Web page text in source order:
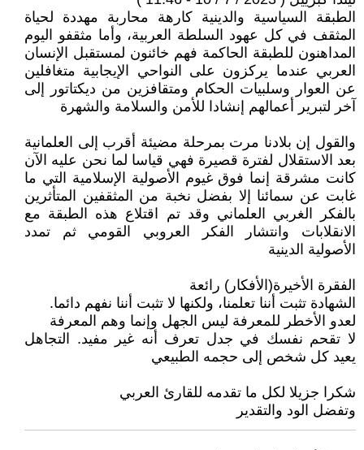
الطبقة السياسية والدينية كارهة محاربة مهددة لحياة
المثقف في كل عهود السلطة العربية، وأما مثقفو اليوم
المداهنون للطبقة الحاكمة فهم خائنون لمستقبل الإنسان
العربي عندما يركزون على النواحي الإيجابية متغافلين
عن العوار وسلبيات الحكام ومتقافزين من ديكتاتور إلى
آخر لتبرير أعمالهم إنشادا للأمن والسلامة والشهرة
والقول إن بلادنا مرت بمرحلة مضيئة أقرب إلى العلمانية
بعد الاستقلال لفترة قصيرة فهي قياسا لما نحن عليه الآن
كانت مشرقة إنما فوق غيوم الأصولية الإسلامية التي ما
غابت عن سمائنا إلا بفضل نخبة من المثقفين المتأثرين
بالفكر الغربي العلماني وقد تم اقتلاع هذه الطبقة مع
الانقلابات وانتشار الفكر العروبي القومي ثم تمدد
الأصولية الدينية
الفقرة الأخيرة(الأفكار) رائعة
الشهادة تثبت أننا تعلمنا، ولكنها لا تثبت أننا نفهم دائما.
لعدو الأخطر للمعرفة ليس الجهل وإنما وهم المعرفة
لا تقحم نفسك في جدل تعرف أنه غير مفيد. التجاهل
يعيد كل شخص إلى حجمه الطبيعي
شكرا جزيلا لكل ما تقدمه للقارئ العربي
وتفضل الود والتقدير